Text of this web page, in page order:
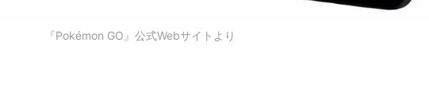
『Pokémon GO』公式Webサイトより